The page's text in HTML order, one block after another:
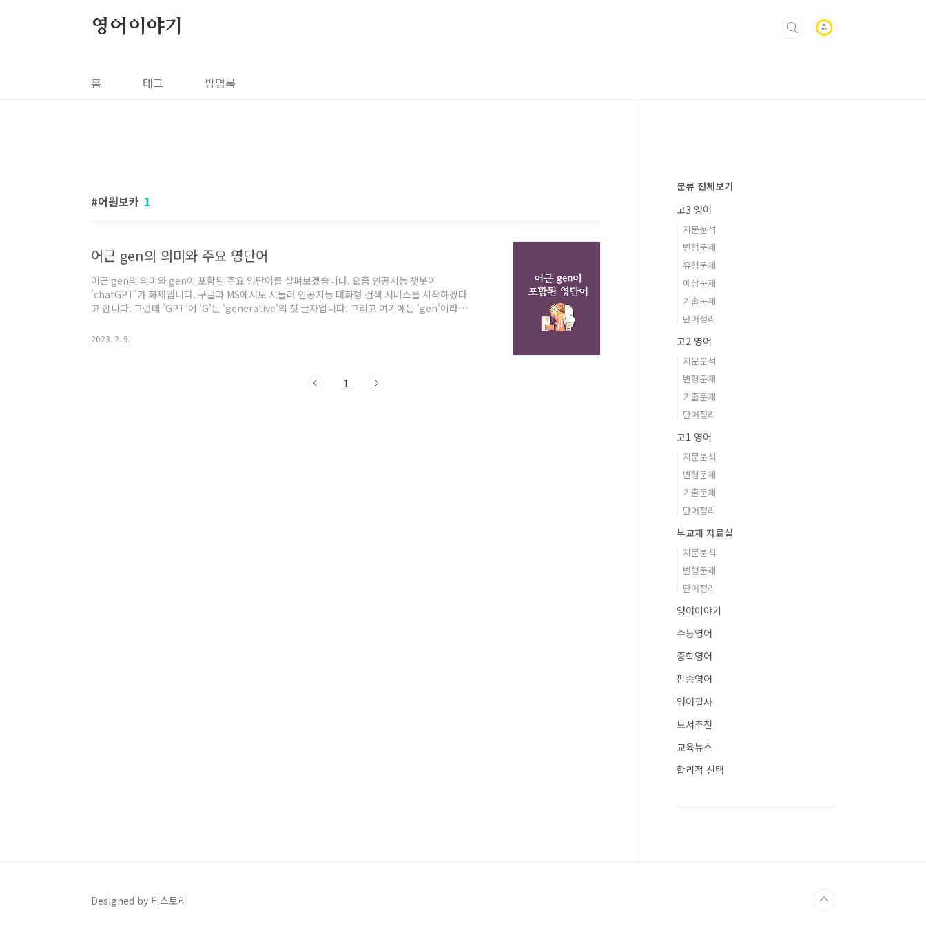
영어이야기
홈 태그 방명록
어원보카 1
어근 gen의 의미와 주요 영단어
어근 gen의 의미와 gen이 포함된 주요 영단어를 살펴보겠습니다. 요즘 인공지능 챗봇이
'chatGPT'가 화제입니다. 구글과 MS에서도 서둘러 인공지능 대화형 검색 서비스를 시작하겠다
고 합니다. 그런데 'GPT'에 'G'는 'generative'의 첫 글자입니다. 그리고 여기에는 'gen'이라는
gen은 출생(birth), 태생(born), 발생(origin), 종류(kind)라는 의미를 담고 있습니다. 이 개념
2023. 2. 9.
1
분류 전체보기
고3 영어
지문분석
변형문제
유형문제
예상문제
기출문제
단어정리
고2 영어
지문분석
변형문제
기출문제
단어정리
고1 영어
지문분석
변형문제
기출문제
단어정리
부교재 자료실
지문분석
변형문제
단어정리
영어이야기
수능영어
중학영어
팝송영어
영어필사
도서추천
교육뉴스
합리적 선택
Designed by 티스토리